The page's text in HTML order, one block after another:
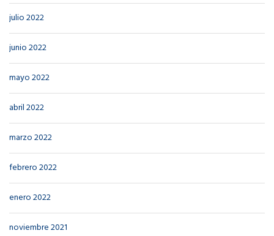
julio 2022
junio 2022
mayo 2022
abril 2022
marzo 2022
febrero 2022
enero 2022
noviembre 2021